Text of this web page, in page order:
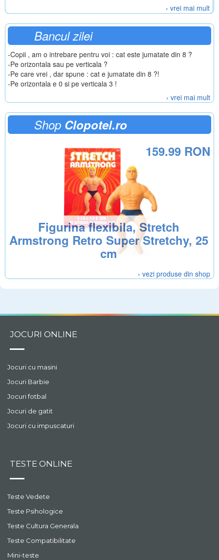
› vrei mai mult
Bancul zilei
-Copii , am o intrebare pentru voi : cat este jumatate din 8 ?
-Pe orizontala sau pe verticala ?
-Pe care vrei , dar spune : cat e jumatate din 8 ?!
-Pe orizontala e 0 si pe verticala 3 !
› vrei mai mult
Shop Clopotel.ro
Figurina flexibila, Stretch
Armstrong Retro Super Stretchy, 25
cm
159.99 RON
› vezi produse din shop
JOCURI ONLINE
Jocuri cu masini
Jocuri Barbie
Jocuri fotbal
Jocuri de gatit
Jocuri cu impuscaturi
TESTE ONLINE
Teste Vedete
Teste Psihologice
Teste Cultura Generala
Teste Compatibilitate
Mini-teste